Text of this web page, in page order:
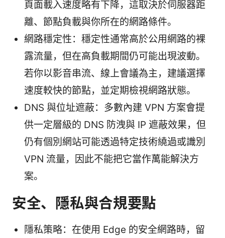
頁面載入速度略有下降，這取決於伺服器距
離、節點負載與你所在的網路條件。
網路穩定性：穩定性通常高於公用網路的裸
露流量，但在高負載期間仍可能出現波動。
若你以影音串流、線上會議為主，建議選擇
速度較快的節點，並定期檢視網路狀態。
DNS 與位址遮蔽：多數內建 VPN 方案會提
供一定層級的 DNS 防洩與 IP 遮蔽效果，但
仍有個別網站可能透過特定技術繞過或識別
VPN 流量，因此不能把它當作萬能解決方
案。
安全、隱私與合規要點
隱私策略：在使用 Edge 的安全網路時，留